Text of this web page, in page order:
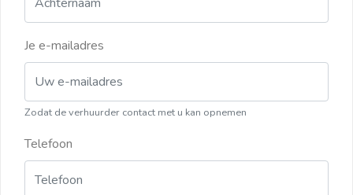
Je e-mailadres
Zodat de verhuurder contact met u kan opnemen
Telefoon